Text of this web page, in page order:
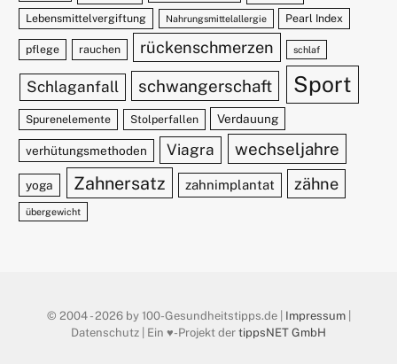
Lebensmittelvergiftung Nahrungsmittelallergie Pearl Index
pflege rauchen rückenschmerzen schlaf
Schlaganfall schwangerschaft Sport
Spurenelemente Stolperfallen Verdauung
verhütungsmethoden Viagra wechseljahre
yoga Zahnersatz zahnimplantat zähne
übergewicht
© 2004 - 2026 by 100-Gesundheitstipps.de | Impressum|
Datenschutz | Ein ♥️-Projekt der tippsNET GmbH